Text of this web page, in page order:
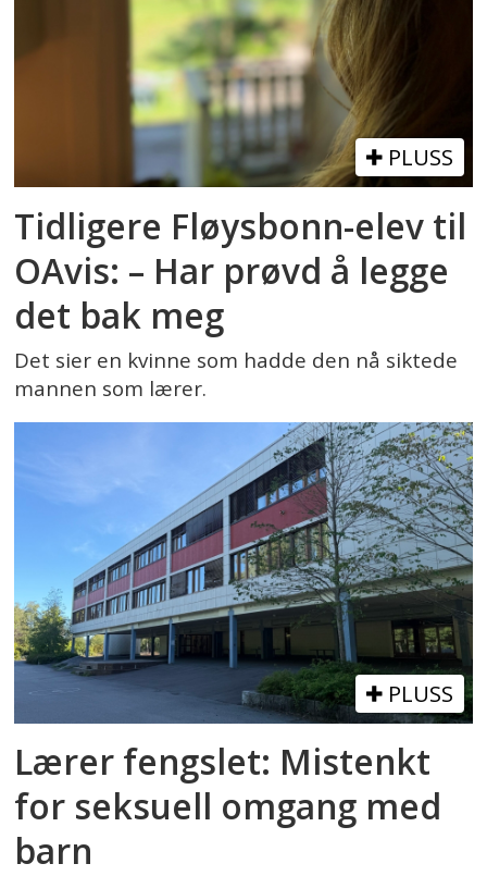
PLUSS
Tidligere Fløysbonn-elev til
OAvis: – Har prøvd å legge
det bak meg
Det sier en kvinne som hadde den nå siktede
mannen som lærer.
PLUSS
Lærer fengslet: Mistenkt
for seksuell omgang med
barn